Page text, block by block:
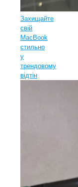
Захищайте
свій
MacBook
стильно
у
трендовому
відтін